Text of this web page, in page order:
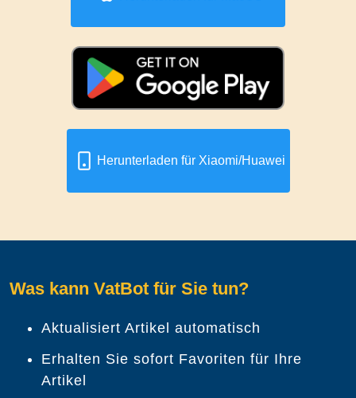
Herunterladen für Xiaomi/Huawei
Was kann VatBot für Sie tun?
Aktualisiert Artikel automatisch
Erhalten Sie sofort Favoriten für Ihre
Artikel